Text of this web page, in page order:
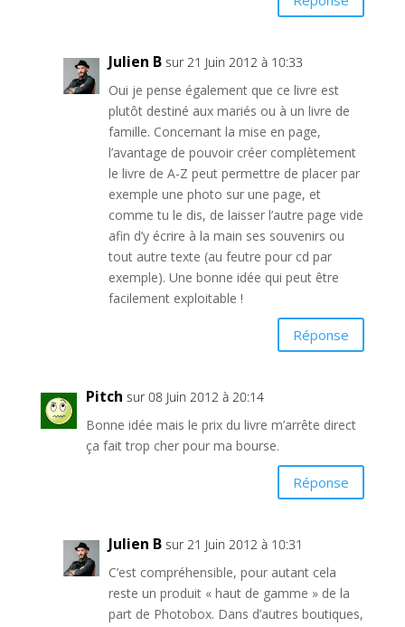
Julien B sur 21 Juin 2012 à 10:33
Oui je pense également que ce livre est
plutôt destiné aux mariés ou à un livre de
famille. Concernant la mise en page,
l’avantage de pouvoir créer complètement
le livre de A-Z peut permettre de placer par
exemple une photo sur une page, et
comme tu le dis, de laisser l’autre page vide
afin d’y écrire à la main ses souvenirs ou
tout autre texte (au feutre pour cd par
exemple). Une bonne idée qui peut être
facilement exploitable !
Réponse
Pitch sur 08 Juin 2012 à 20:14
Bonne idée mais le prix du livre m’arrête direct
ça fait trop cher pour ma bourse.
Réponse
Julien B sur 21 Juin 2012 à 10:31
C’est compréhensible, pour autant cela
reste un produit « haut de gamme » de la
part de Photobox. Dans d’autres boutiques,